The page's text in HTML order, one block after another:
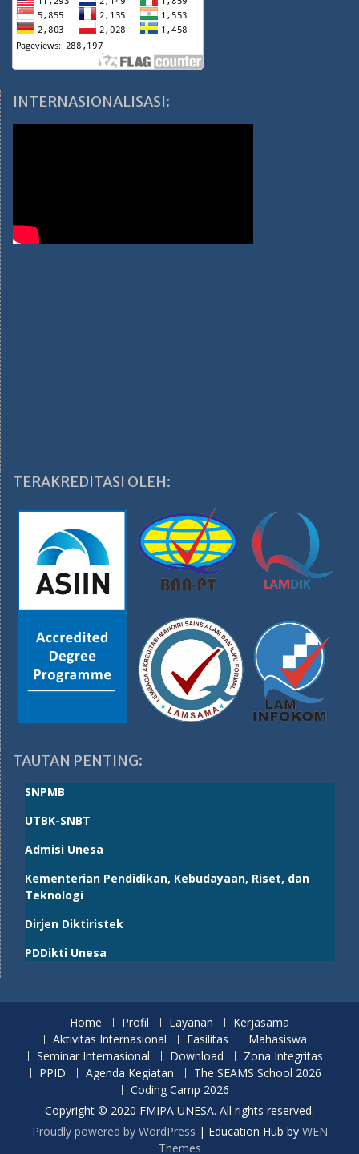
INTERNASIONALISASI:
TERAKREDITASI OLEH:
TAUTAN PENTING:
SNPMB
UTBK-SNBT
Admisi Unesa
Kementerian Pendidikan, Kebudayaan, Riset, dan
Teknologi
Dirjen Diktiristek
PDDikti Unesa
Home Profil Layanan
Kerjasama
Aktivitas Internasional
Fasilitas
Mahasiswa
Seminar Internasional
Download
Zona Integritas
PPID
Agenda Kegiatan
The SEAMS School 2026
Coding Camp 2026
Copyright © 2020 FMIPA UNESA. All rights reserved.
Proudly powered by WordPress | Education Hub by WEN
Themes